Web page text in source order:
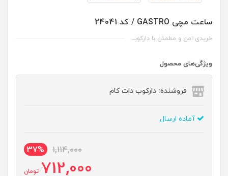
ساعت مچی GASTRO / کد 24041
خریدی امن و مطمئن با دارکوبــ
ویژگی‌های محصول
فروشنده: دارکوب دات کام
آماده ارسال
1,114,000
37%
712,000 تومان